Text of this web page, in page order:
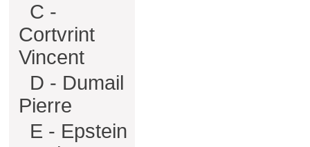
C -
Cortvrint
Vincent
D - Dumail
Pierre
E - Epstein